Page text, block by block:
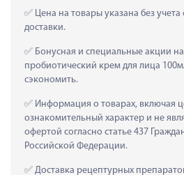
Цена на товары указана без
доставки.
Бонусная и специальные акции
пробиотический крем для лица
сэкономить.
Информация о товарах, включая
ознакомительный характер и не
офертой согласно статье 437
Российской Федерации.
Доставка рецептурных